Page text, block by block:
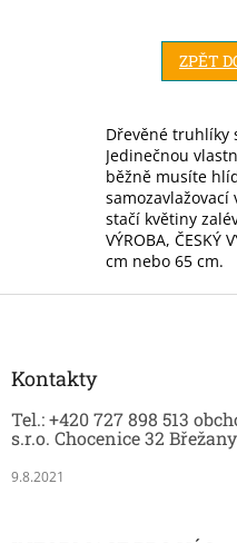
ZPĚT
Dřevěné truhlíky
Jedinečnou
běžně musíte
stačí květiny
VÝROBA, ČESKÝ
cm nebo 65 cm.
Kontakty
Tel.: +420 727 898 513
s.r.o. Chocenice 32
9.8.2021